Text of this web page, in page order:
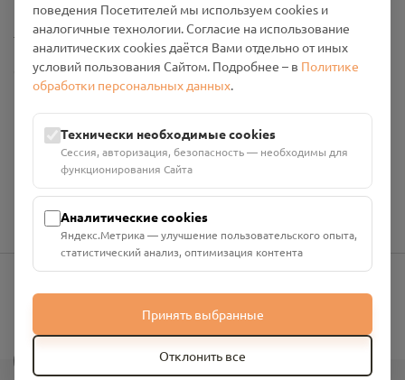
Настройки cookies
Общество с ограниченной ответственностью «Смоленский
Проект Помним»
ИНН: 6700029207 ОГРН: 1256700001986
Юридический адрес: 216790, Смоленская область, р-н
Руднянский, г. Рудня, улица Западная, д. 26А, пом. 18
Номер счёта: 40702810901130004287 в АО "АЛЬФА-БАНК"
Кор. счёт: 30101810200000000593
поведения Посетителей мы используем cookies и
аналогичные технологии. Согласие на использование
аналитических cookies даётся Вами отдельно от иных
условий пользования Сайтом. Подробнее – в Политике
обработки персональных данных.
Технически необходимые cookies
Сессия, авторизация, безопасность — необходимы для
функционирования Сайта
Аналитические cookies
Яндекс.Метрика — улучшение пользовательского опыта,
статистический анализ, оптимизация контента
Принять выбранные
Отклонить все